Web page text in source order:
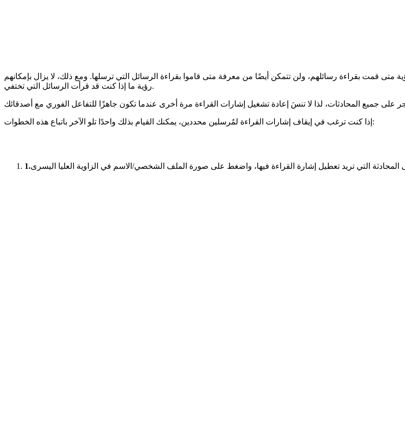
قمت بقراءة رسائلهم، ولن تتمكن أيضًا من معرفة متى قاموا بقراءة الرسائل التي ترسلها. ومع ذلك، لا يزال بإمكانهم
رؤية ما إذا كنت قد قرأت الرسائل التي تختفي.
إذا كنت ترغب في إيقاف إشارات القراءة لمُرسلين محددين، يمكنك القيام بذلك واحدًا تلو الآخر باتباع هذه الخطوات:
1.